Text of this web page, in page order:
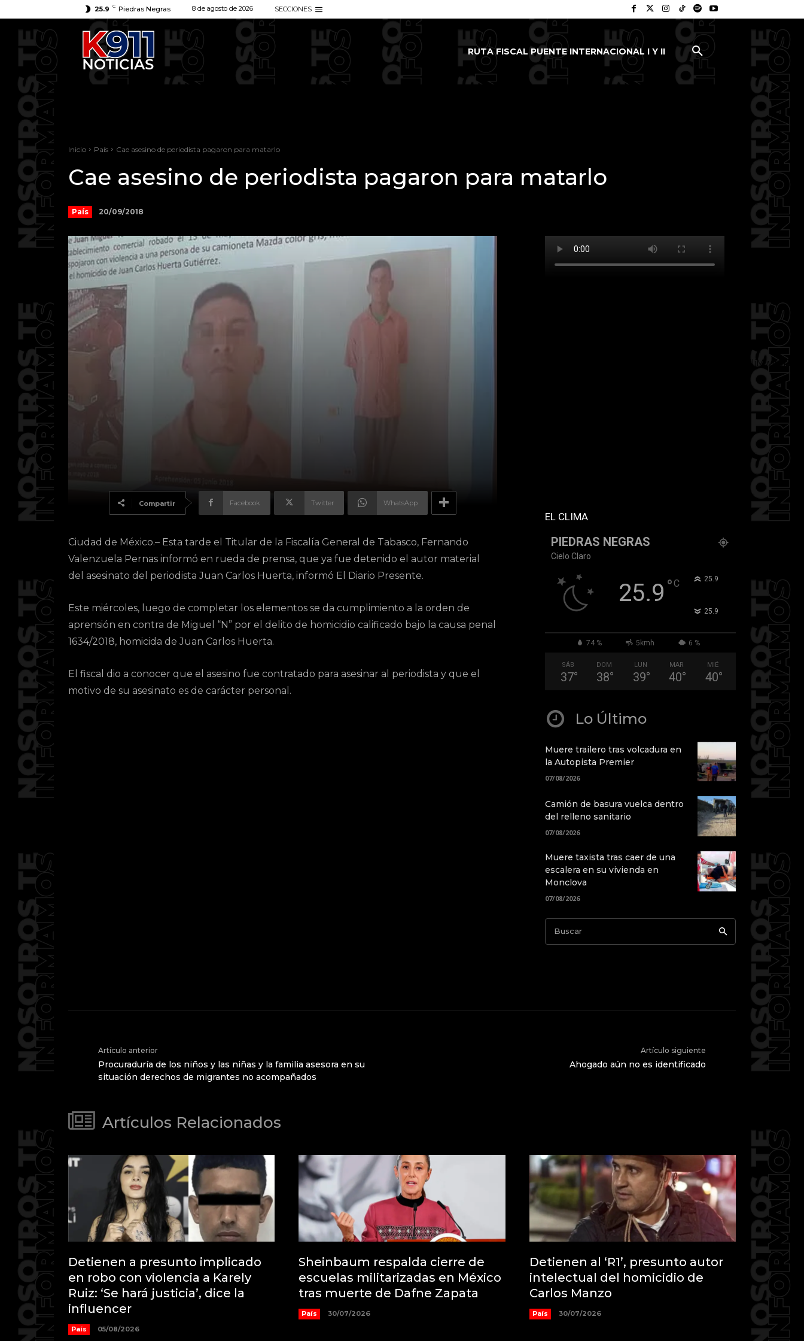
25.9 C Piedras Negras 8 de agosto de 2026 SECCIONES
RUTA FISCAL PUENTE INTERNACIONAL I Y II
Inicio País Cae asesino de periodista pagaron para matarlo
Cae asesino de periodista pagaron para matarlo
País 20/09/2018
Compartir Facebook Twitter WhatsApp
Ciudad de México.– Esta tarde el Titular de la Fiscalía General de Tabasco, Fernando
Valenzuela Pernas informó en rueda de prensa, que ya fue detenido el autor material
del asesinato del periodista Juan Carlos Huerta, informó El Diario Presente.
Este miércoles, luego de completar los elementos se da cumplimiento a la orden de
aprensión en contra de Miguel “N” por el delito de homicidio calificado bajo la causa penal
1634/2018, homicida de Juan Carlos Huerta.
El fiscal dio a conocer que el asesino fue contratado para asesinar al periodista y que el
motivo de su asesinato es de carácter personal.
EL CLIMA
PIEDRAS NEGRAS
Cielo Claro
25.9 °C 25.9
25.9
74 % 5kmh 6 %
SÁB
37°
DOM
38°
LUN
39°
MAR
40°
MIÉ
40°
Lo Último
Muere trailero tras volcadura en
la Autopista Premier
07/08/2026
Camión de basura vuelca dentro
del relleno sanitario
07/08/2026
Muere taxista tras caer de una
escalera en su vivienda en
Monclova
07/08/2026
Buscar
Artículo anterior
Procuraduría de los niños y las niñas y la familia asesora en su
situación derechos de migrantes no acompañados
Artículo siguiente
Ahogado aún no es identificado
Artículos Relacionados
Detienen a presunto implicado
en robo con violencia a Karely
Ruiz: ‘Se hará justicia’, dice la
influencer
País 05/08/2026
Sheinbaum respalda cierre de
escuelas militarizadas en México
tras muerte de Dafne Zapata
País 30/07/2026
Detienen al ‘R1’, presunto autor
intelectual del homicidio de
Carlos Manzo
País 30/07/2026